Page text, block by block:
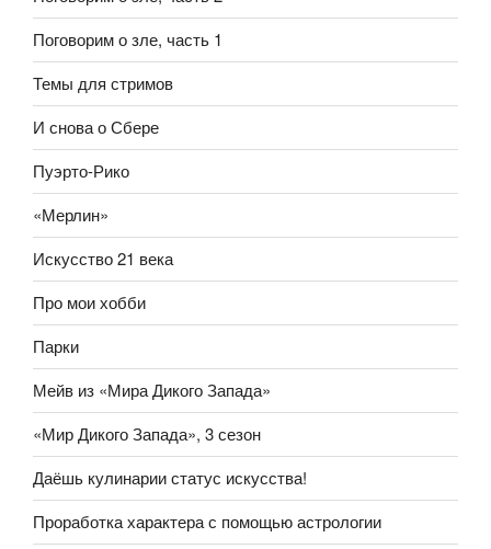
Поговорим о зле, часть 1
Темы для стримов
И снова о Сбере
Пуэрто-Рико
«Мерлин»
Искусство 21 века
Про мои хобби
Парки
Мейв из «Мира Дикого Запада»
«Мир Дикого Запада», 3 сезон
Даёшь кулинарии статус искусства!
Проработка характера с помощью астрологии